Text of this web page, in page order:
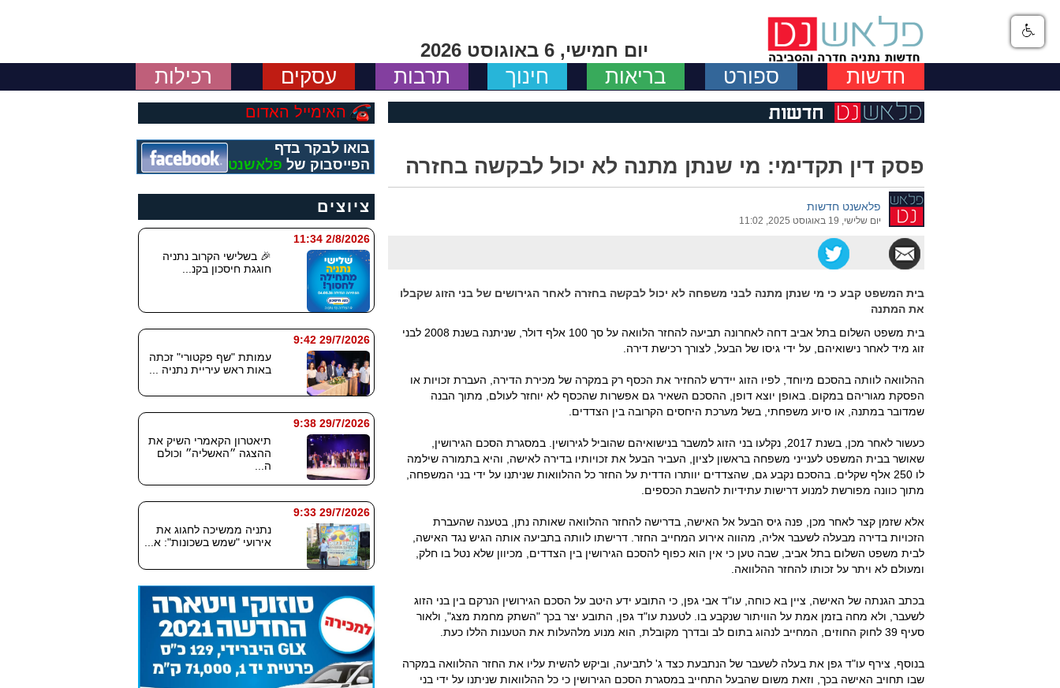
יום חמישי, 6 באוגוסט 2026
חדשות ספורט בריאות חינוך תרבות עסקים רכילות
פסק דין תקדימי: מי שנתן מתנה לא יכול לבקשה בחזרה
פלאשנט חדשות
יום שלישי, 19 באוגוסט 2025, 11:02
בית המשפט קבע כי מי שנתן מתנה לבני משפחה לא יכול לבקשה בחזרה לאחר הגירושים של בני הזוג שקבלו
את המתנה
בית משפט השלום בתל אביב דחה לאחרונה תביעה להחזר הלוואה על סך 100 אלף דולר, שניתנה בשנת 2008 לבני
זוג מיד לאחר נישואיהם, על ידי גיסו של הבעל, לצורך רכישת דירה.
ההלוואה לוותה בהסכם מיוחד, לפיו הזוג יידרש להחזיר את הכסף רק במקרה של מכירת הדירה, העברת זכויות או
הפסקת מגוריהם במקום. באופן יוצא דופן, ההסכם השאיר גם אפשרות שהכסף לא יוחזר לעולם, מתוך הבנה
שמדובר במתנה, או סיוע משפחתי, בשל מערכת היחסים הקרובה בין הצדדים.
כעשור לאחר מכן, בשנת 2017, נקלעו בני הזוג למשבר בנישואיהם שהוביל לגירושין. במסגרת הסכם הגירושין,
שאושר בבית המשפט לענייני משפחה בראשון לציון, העביר הבעל את זכויותיו בדירה לאישה, והיא בתמורה שילמה
לו 250 אלף שקלים. בהסכם נקבע גם, שהצדדים יוותרו הדדית על החזר כל ההלוואות שניתנו על ידי בני המשפחה,
מתוך כוונה מפורשת למנוע דרישות עתידיות להשבת הכספים.
אלא שזמן קצר לאחר מכן, פנה גיס הבעל אל האישה, בדרישה להחזר ההלוואה שאותה נתן, בטענה שהעברת
הזכויות בדירה מבעלה לשעבר אליה, מהווה אירוע המחייב החזר. דרישתו לוותה בתביעה אותה הגיש נגד האישה,
לבית משפט השלום בתל אביב, שבה טען כי אין הוא כפוף להסכם הגירושין בין הצדדים, מכיוון שלא נטל בו חלק,
ומעולם לא ויתר על זכותו להחזר ההלוואה.
בכתב הגנתה של האישה, ציין בא כוחה, עו"ד אבי גפן, כי התובע ידע היטב על הסכם הגירושין הנרקם בין בני הזוג
לשעבר, ולא מחה בזמן אמת על הוויתור שנקבע בו. לטענת עו"ד גפן, התובע יצר בכך "השתק מחמת מצג", ולאור
סעיף 39 לחוק החוזים, המחייב לנהוג בתום לב ובדרך מקובלת, הוא מנוע מלהעלות את הטענות הללו כעת.
בנוסף, צירף עו"ד גפן את בעלה לשעבר של הנתבעת כצד ג' לתביעה, וביקש להשית עליו את החזר ההלוואה במקרה
שבו תחויב האישה בכך, וזאת משום שהבעל התחייב במסגרת הסכם הגירושין כי כל ההלוואות שניתנו על ידי בני
האימייל האדום
בואו לבקר בדף
הפייסבוק של פלאשנט
ציוצים
2/8/2026 11:34
🎉 בשלישי הקרוב נתניה
חוגגת חיסכון בקנ...
29/7/2026 9:42
עמותת "שף פקטורי" זכתה
באות ראש עיריית נתניה ...
29/7/2026 9:38
תיאטרון הקאמרי השיק את
ההצגה ״האשליה״ וכולם
ה...
29/7/2026 9:33
נתניה ממשיכה לחגוג את
אירועי "שמש בשכונות": א...